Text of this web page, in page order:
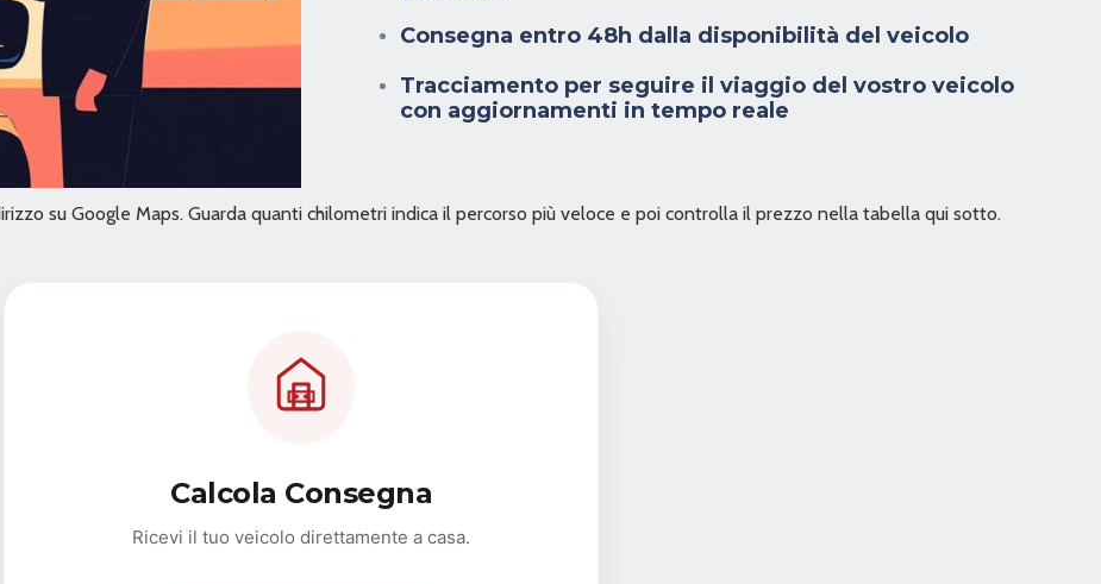
Consegna entro 48h dalla disponibilità del veicolo
Tracciamento per seguire il viaggio del vostro veicolo
con aggiornamenti in tempo reale
su Google Maps. Guarda quanti chilometri indica il percorso più veloce e poi controlla il prezzo nella tabella qui sotto.
Calcola Consegna
Ricevi il tuo veicolo direttamente a casa.